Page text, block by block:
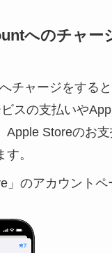
へのチャー
チャージをする
スの支払いや
Apple Storeのお
。
」のアカウント